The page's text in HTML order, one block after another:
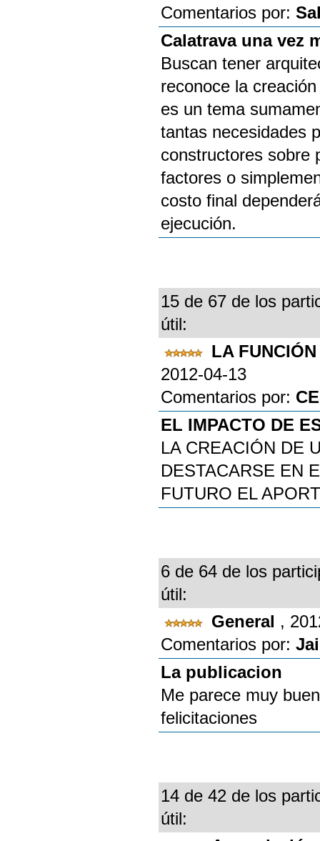
Comentarios por:
Calatrava una vez
Buscan tener
reconoce la
es un tema
tantas necesidades
constructores sobre
factores o
costo final
ejecución.
15 de 67 de los
útil:
LA
2012-04-13
Comentarios por:
EL IMPACTO DE
LA CREACIÓN DE
DESTACARSE EN
FUTURO EL
6 de 64 de los
útil:
General ,
Comentarios por:
La publicacion
Me parece muy
felicitaciones
14 de 42 de los
útil: